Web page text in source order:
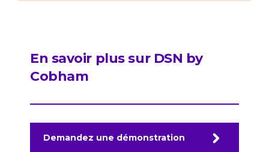
En savoir plus sur DSN by
Cobham
Demandez une démonstration